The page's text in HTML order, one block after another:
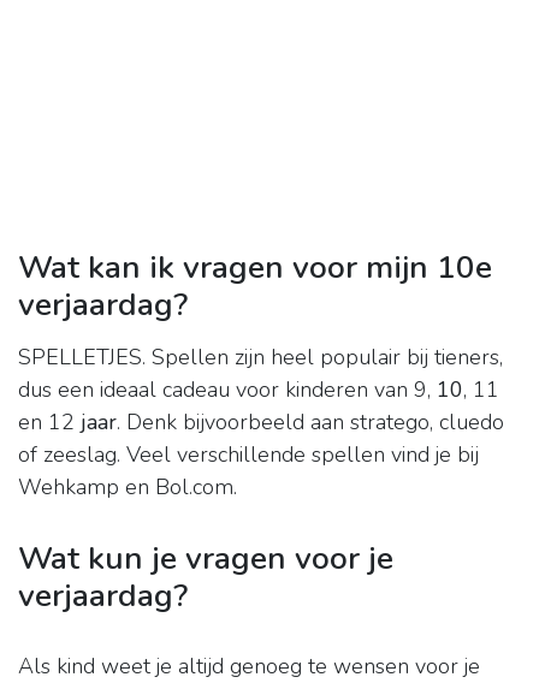
Wat kan ik vragen voor mijn 10e
verjaardag?
SPELLETJES. Spellen zijn heel populair bij tieners,
dus een ideaal cadeau voor kinderen van 9, 10, 11
en 12 jaar. Denk bijvoorbeeld aan stratego, cluedo
of zeeslag. Veel verschillende spellen vind je bij
Wehkamp en Bol.com.
Wat kun je vragen voor je
verjaardag?
Als kind weet je altijd genoeg te wensen voor je